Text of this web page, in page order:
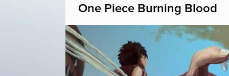
One Piece Burning Blood